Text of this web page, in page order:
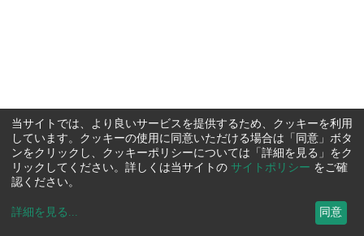
当サイトでは、より良いサービスを提供するため、クッキーを利用
しています。クッキーの使用に同意いただける場合は「同意」ボタ
ンをクリックし、クッキーポリシーについては「詳細を見る」をク
リックしてください。詳しくは当サイトの サイトポリシー をご確
認ください。
詳細を見る ... 同意